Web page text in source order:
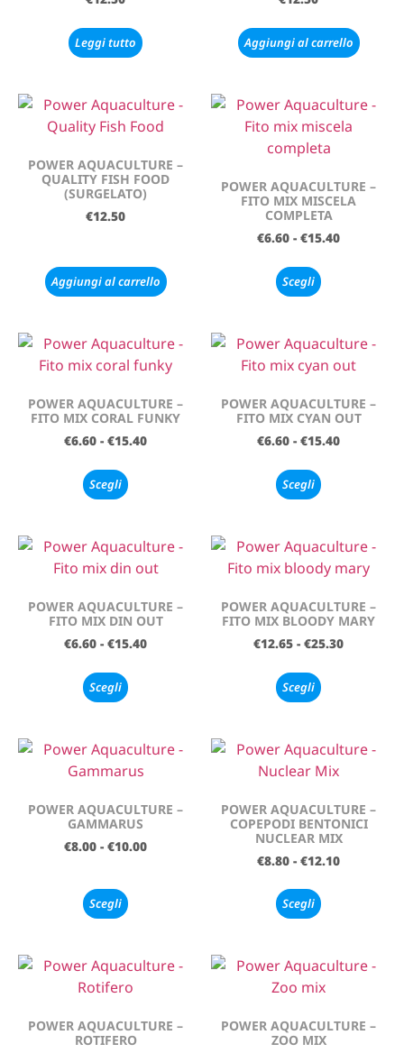
Leggi tutto Aggiungi al carrello
POWER AQUACULTURE –
QUALITY FISH FOOD
(SURGELATO)
€12.50
Aggiungi al carrello
POWER AQUACULTURE –
FITO MIX MISCELA
COMPLETA
€6.60 - €15.40
Scegli
POWER AQUACULTURE –
FITO MIX CORAL FUNKY
€6.60 - €15.40
Scegli
POWER AQUACULTURE –
FITO MIX CYAN OUT
€6.60 - €15.40
Scegli
POWER AQUACULTURE –
FITO MIX DIN OUT
€6.60 - €15.40
Scegli
POWER AQUACULTURE –
FITO MIX BLOODY MARY
€12.65 - €25.30
Scegli
POWER AQUACULTURE –
GAMMARUS
€8.00 - €10.00
Scegli
POWER AQUACULTURE –
COPEPODI BENTONICI
NUCLEAR MIX
€8.80 - €12.10
Scegli
POWER AQUACULTURE –
ROTIFERO
POWER AQUACULTURE –
ZOO MIX